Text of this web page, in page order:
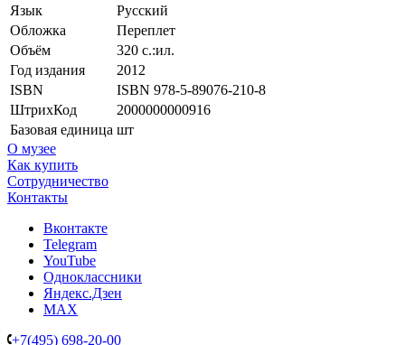
Язык
Русский
Обложка
Переплет
Объём
320 с.:ил.
Год издания
2012
ISBN
ISBN 978-5-89076-210-8
ШтрихКод
2000000000916
Базовая единица шт
О музее
Как купить
Сотрудничество
Контакты
Вконтакте
Telegram
YouTube
Одноклассники
Яндекс.Дзен
MAX
+7(495) 698-20-00